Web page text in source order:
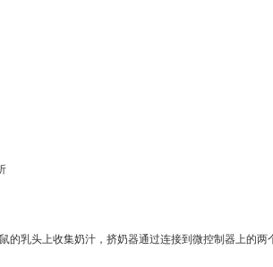
的乳头上收集奶汁，挤奶器通过连接到微控制器上的